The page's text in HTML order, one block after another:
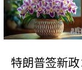
特朗普签新